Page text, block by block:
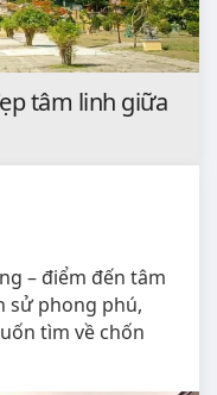
tâm linh giữa
– điểm đến tâm
sử phong phú,
tìm về chốn